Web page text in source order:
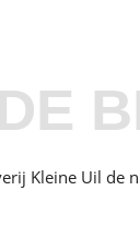
Kleine Uil de